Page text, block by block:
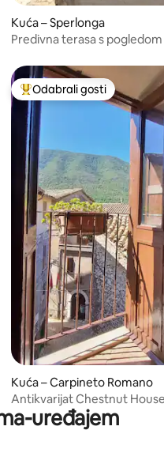
Kuća – Sperlonga
Predivna terasa s
4,96/5, recenzija: 300
Među najviše rangiranima
Odabrali gosti
Kuća – Carpineto Romano
Antikvarijat Chestnut
Romanouređajem